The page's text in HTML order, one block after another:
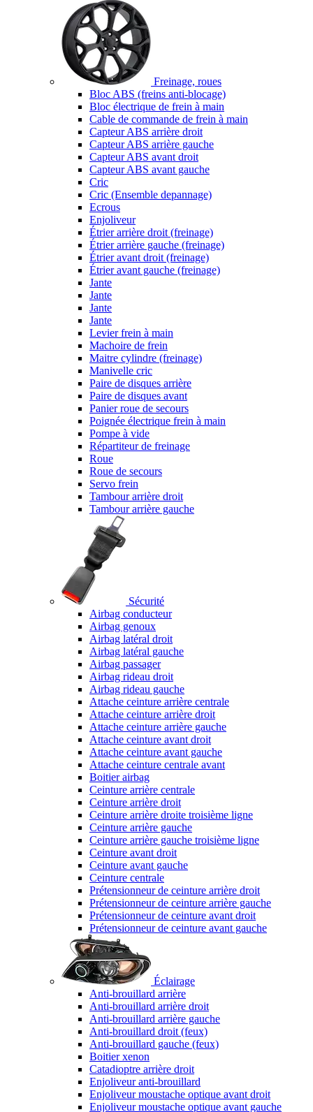
Freinage, roues
Bloc ABS (freins anti-blocage)
Bloc électrique de frein à main
Cable de commande de frein à main
Capteur ABS arrière droit
Capteur ABS arrière gauche
Capteur ABS avant droit
Capteur ABS avant gauche
Cric
Cric (Ensemble depannage)
Ecrous
Enjoliveur
Étrier arrière droit (freinage)
Étrier arrière gauche (freinage)
Étrier avant droit (freinage)
Étrier avant gauche (freinage)
Jante
Jante
Jante
Jante
Levier frein à main
Machoire de frein
Maitre cylindre (freinage)
Manivelle cric
Paire de disques arrière
Paire de disques avant
Panier roue de secours
Poignée électrique frein à main
Pompe à vide
Répartiteur de freinage
Roue
Roue de secours
Servo frein
Tambour arrière droit
Tambour arrière gauche
Sécurité
Airbag conducteur
Airbag genoux
Airbag latéral droit
Airbag latéral gauche
Airbag passager
Airbag rideau droit
Airbag rideau gauche
Attache ceinture arrière centrale
Attache ceinture arrière droit
Attache ceinture arrière gauche
Attache ceinture avant droit
Attache ceinture avant gauche
Attache ceinture centrale avant
Boitier airbag
Ceinture arrière centrale
Ceinture arrière droit
Ceinture arrière droite troisième ligne
Ceinture arrière gauche
Ceinture arrière gauche troisième ligne
Ceinture avant droit
Ceinture avant gauche
Ceinture centrale
Prétensionneur de ceinture arrière droit
Prétensionneur de ceinture arrière gauche
Prétensionneur de ceinture avant droit
Prétensionneur de ceinture avant gauche
Éclairage
Anti-brouillard arrière
Anti-brouillard arrière droit
Anti-brouillard arrière gauche
Anti-brouillard droit (feux)
Anti-brouillard gauche (feux)
Boitier xenon
Catadioptre arrière droit
Enjoliveur anti-brouillard
Enjoliveur moustache optique avant droit
Enjoliveur moustache optique avant gauche